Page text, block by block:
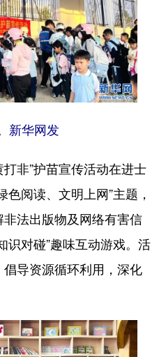
新华网发
非”护苗宣传活动在进士
阅读、文明上网”主题，
法出版物及网络有害信
识对碰”趣味互动游戏。活
导资源循环利用，深化